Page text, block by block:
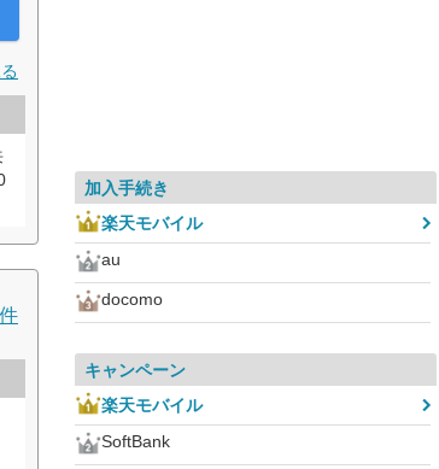
加入手続き
楽天モバイル
au
docomo
キャンペーン
楽天モバイル
SoftBank